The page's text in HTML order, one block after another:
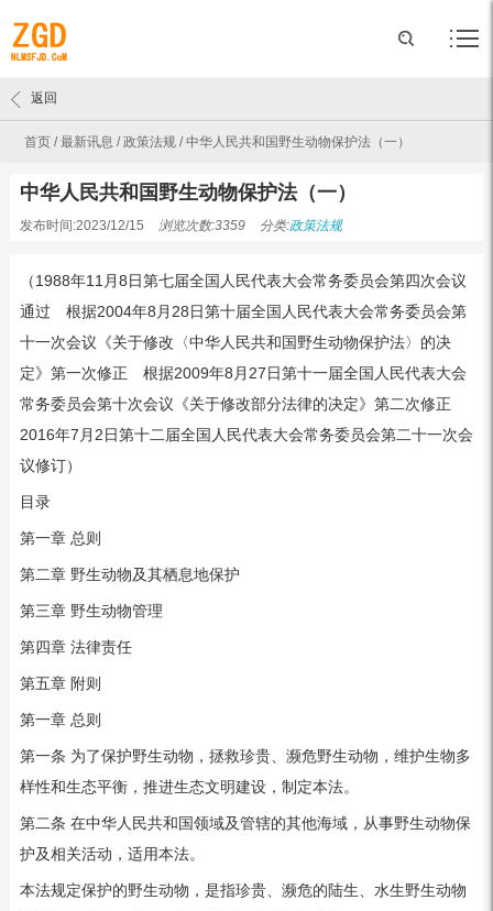
首页 /最新讯息 /政策法规 /中华人民共和国野生动物保护法（一）
返回
中华人民共和国野生动物保护法（一）
发布时间:2023/12/15 浏览次数:3359 分类:政策法规
（1988年11月8日第七届全国人民代表大会常务委员会第四次会议
通过 根据2004年8月28日第十届全国人民代表大会常务委员会第
十一次会议《关于修改〈中华人民共和国野生动物保护法〉的决
定》第一次修正 根据2009年8月27日第十一届全国人民代表大会
常务委员会第十次会议《关于修改部分法律的决定》第二次修正
2016年7月2日第十二届全国人民代表大会常务委员会第二十一次会
议修订）
目录
第一章 总则
第二章 野生动物及其栖息地保护
第三章 野生动物管理
第四章 法律责任
第五章 附则
第一章 总则
第一条 为了保护野生动物，拯救珍贵、濒危野生动物，维护生物多
样性和生态平衡，推进生态文明建设，制定本法。
第二条 在中华人民共和国领域及管辖的其他海域，从事野生动物保
护及相关活动，适用本法。
本法规定保护的野生动物，是指珍贵、濒危的陆生、水生野生动物